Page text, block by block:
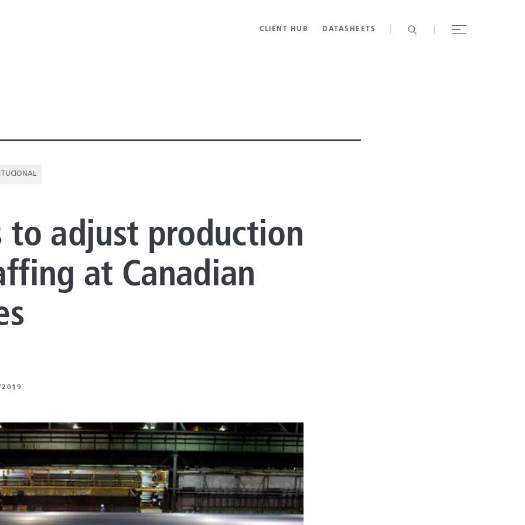
REVESTIMIENTO
DE
MECÁNICA
CLIENT HUB DATASHEETS
to adjust production
at Canadian
2019